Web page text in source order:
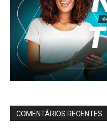
COMENTÁRIOS RECENTES